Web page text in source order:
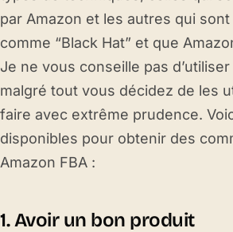
par Amazon et les autres qui
comme “Black Hat” et que
Je ne vous conseille pas
malgré tout vous décidez de les
faire avec extrême prudence.
disponibles pour obtenir des
Amazon FBA :
1. Avoir un bon produit